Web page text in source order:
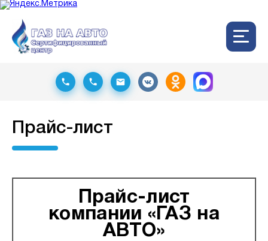
Прайс-лист
Прайс-лист
компании «ГАЗ на
АВТО»